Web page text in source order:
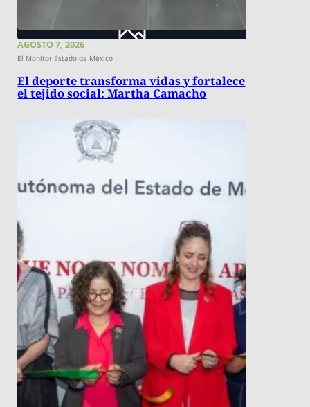
AGOSTO 7, 2026
El Monitor Estado de México
El deporte transforma vidas y fortalece
el tejido social: Martha Camacho